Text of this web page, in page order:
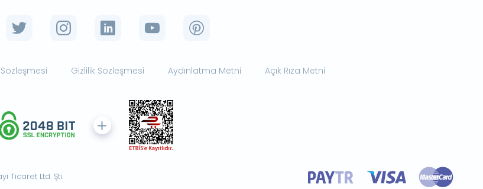
Gizlilik Sözleşmesi Aydınlatma Metni Açık Rıza Metni
Ticaret Ltd. Şti.